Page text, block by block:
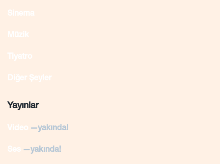
Sinema
Müzik
Tiyatro
Diğer Şeyler
Yayınlar
Video —yakında!
Ses —yakında!